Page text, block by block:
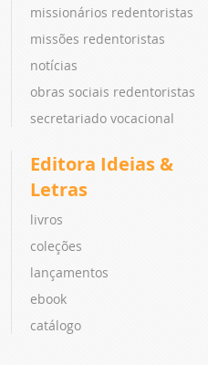
missionários redentoristas
missões redentoristas
notícias
obras sociais redentoristas
secretariado vocacional
Editora Ideias &
Letras
livros
coleções
lançamentos
ebook
catálogo